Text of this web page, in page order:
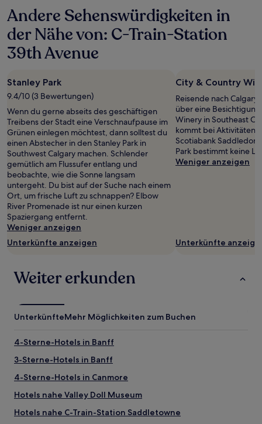
Andere Sehenswürdigkeiten in
der Nähe von: C-Train-Station
39th Avenue
Stanley Park
9.4/10 (3 Bewertungen)
Wenn du gerne abseits des geschäftigen
Treibens der Stadt eine Verschnaufpause im
Grünen einlegen möchtest, dann solltest du
einen Abstecher in den Stanley Park in
Southwest Calgary machen. Schlender
gemütlich am Flussufer entlang und
beobachte, wie die Sonne langsam
untergeht. Du bist auf der Suche nach einem
Ort, um frische Luft zu schnappen? Elbow
River Promenade ist nur einen kurzen
Spaziergang entfernt.
Weniger anzeigen
Unterkünfte anzeigen
City & Country
Reisende nach
über eine
Winery in Southeast
kommt bei Aktivitäten
Scotiabank
Park bestimmt keine
Weniger anzeigen
Unterkünfte
Weiter erkunden
UnterkünfteMehr Möglichkeiten zum Buchen
4-Sterne-Hotels in Banff
3-Sterne-Hotels in Banff
4-Sterne-Hotels in Canmore
Hotels nahe Valley Doll Museum
Hotels nahe C-Train-Station Saddletowne